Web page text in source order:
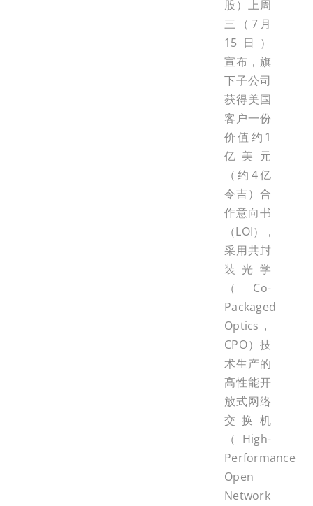
股）上周
三（7月
15日）
宣布，旗
下子公司
获得美国
客户一份
价值约1
亿美元
（约4亿
令吉）合
作意向书
（LOI），
采用共封
装光学
（Co-
Packaged
Optics，
CPO）技
术生产的
高性能开
放式网络
交换机
（High-
Performance
Open
Network